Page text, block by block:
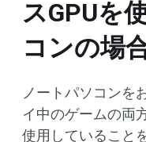
スGPUを
コンの場合
ノートパソコンを
イ中のゲームの両
使用していること